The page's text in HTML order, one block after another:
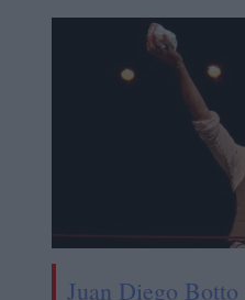
Juan Diego